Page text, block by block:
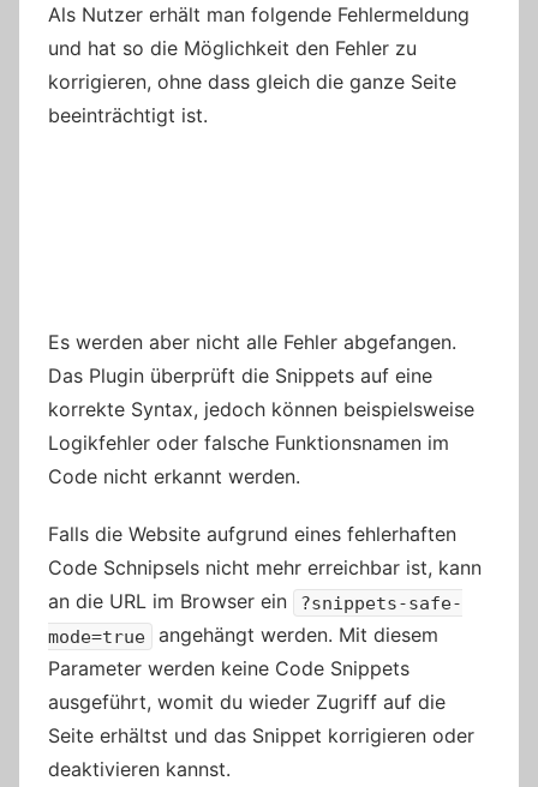
Als Nutzer erhält man folgende Fehlermeldung
und hat so die Möglichkeit den Fehler zu
korrigieren, ohne dass gleich die ganze Seite
beeinträchtigt ist.
Es werden aber nicht alle Fehler abgefangen.
Das Plugin überprüft die Snippets auf eine
korrekte Syntax, jedoch können beispielsweise
Logikfehler oder falsche Funktionsnamen im
Code nicht erkannt werden.
Falls die Website aufgrund eines fehlerhaften
Code Schnipsels nicht mehr erreichbar ist, kann
an die URL im Browser ein
?snippets-safe-
mode=true
angehängt werden. Mit diesem
Parameter werden keine Code Snippets
ausgeführt, womit du wieder Zugriff auf die
Seite erhältst und das Snippet korrigieren oder
deaktivieren kannst.